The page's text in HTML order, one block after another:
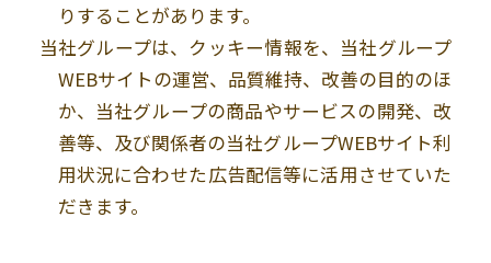
りすることがあります。
当社グループは、クッキー情報を、当社グループ
WEBサイトの運営、品質維持、改善の目的のほ
か、当社グループの商品やサービスの開発、改
善等、及び関係者の当社グループWEBサイト利
用状況に合わせた広告配信等に活用させていた
だきます。